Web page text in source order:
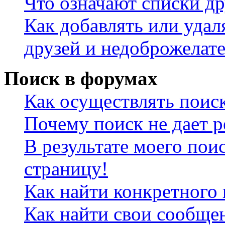
Как добавлять или
друзей и
Поиск в форумах
Как осуществлять
Почему поиск не дает
В результате моего
страницу!
Как найти конкретного
Как найти свои